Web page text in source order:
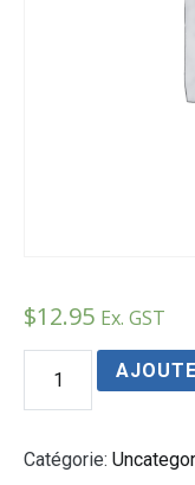
$12.95 Ex. GST
Arnie
Ant
Gets
Catégorie: